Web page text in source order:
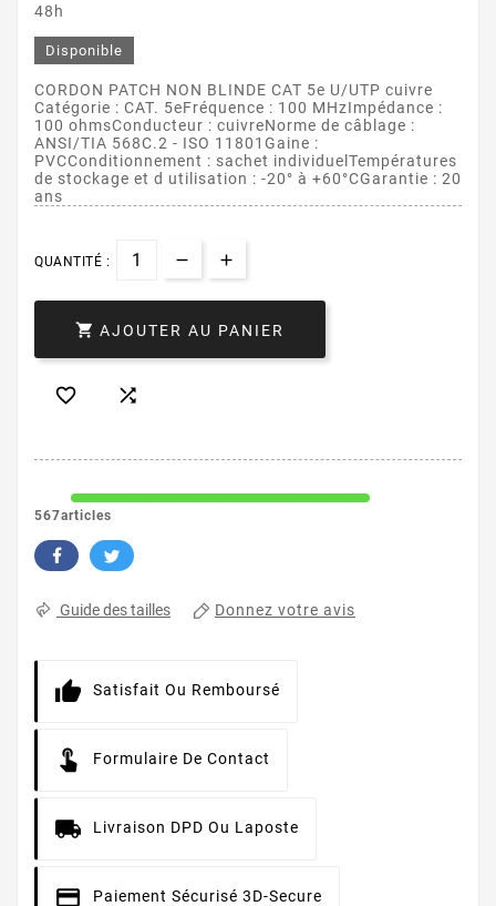
48h
Disponible
CORDON PATCH NON BLINDE CAT 5e U/UTP cuivre
Catégorie : CAT. 5eFréquence : 100 MHzImpédance :
100 ohmsConducteur : cuivreNorme de câblage :
ANSI/TIA 568C.2 - ISO 11801Gaine :
PVCConditionnement : sachet individuelTempératures
de stockage et d utilisation : -20° à +60°CGarantie : 20
ans
QUANTITÉ :
 AJOUTER AU PANIER
 
567articles
Guide des tailles Donnez votre avis
Satisfait Ou Remboursé
Formulaire De Contact
Livraison DPD Ou Laposte
Paiement Sécurisé 3D-Secure